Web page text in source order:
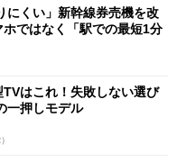
にくい」新幹線券売機を改
ではなく「駅での最短1分
はこれ！失敗しない選び
一押しモデル